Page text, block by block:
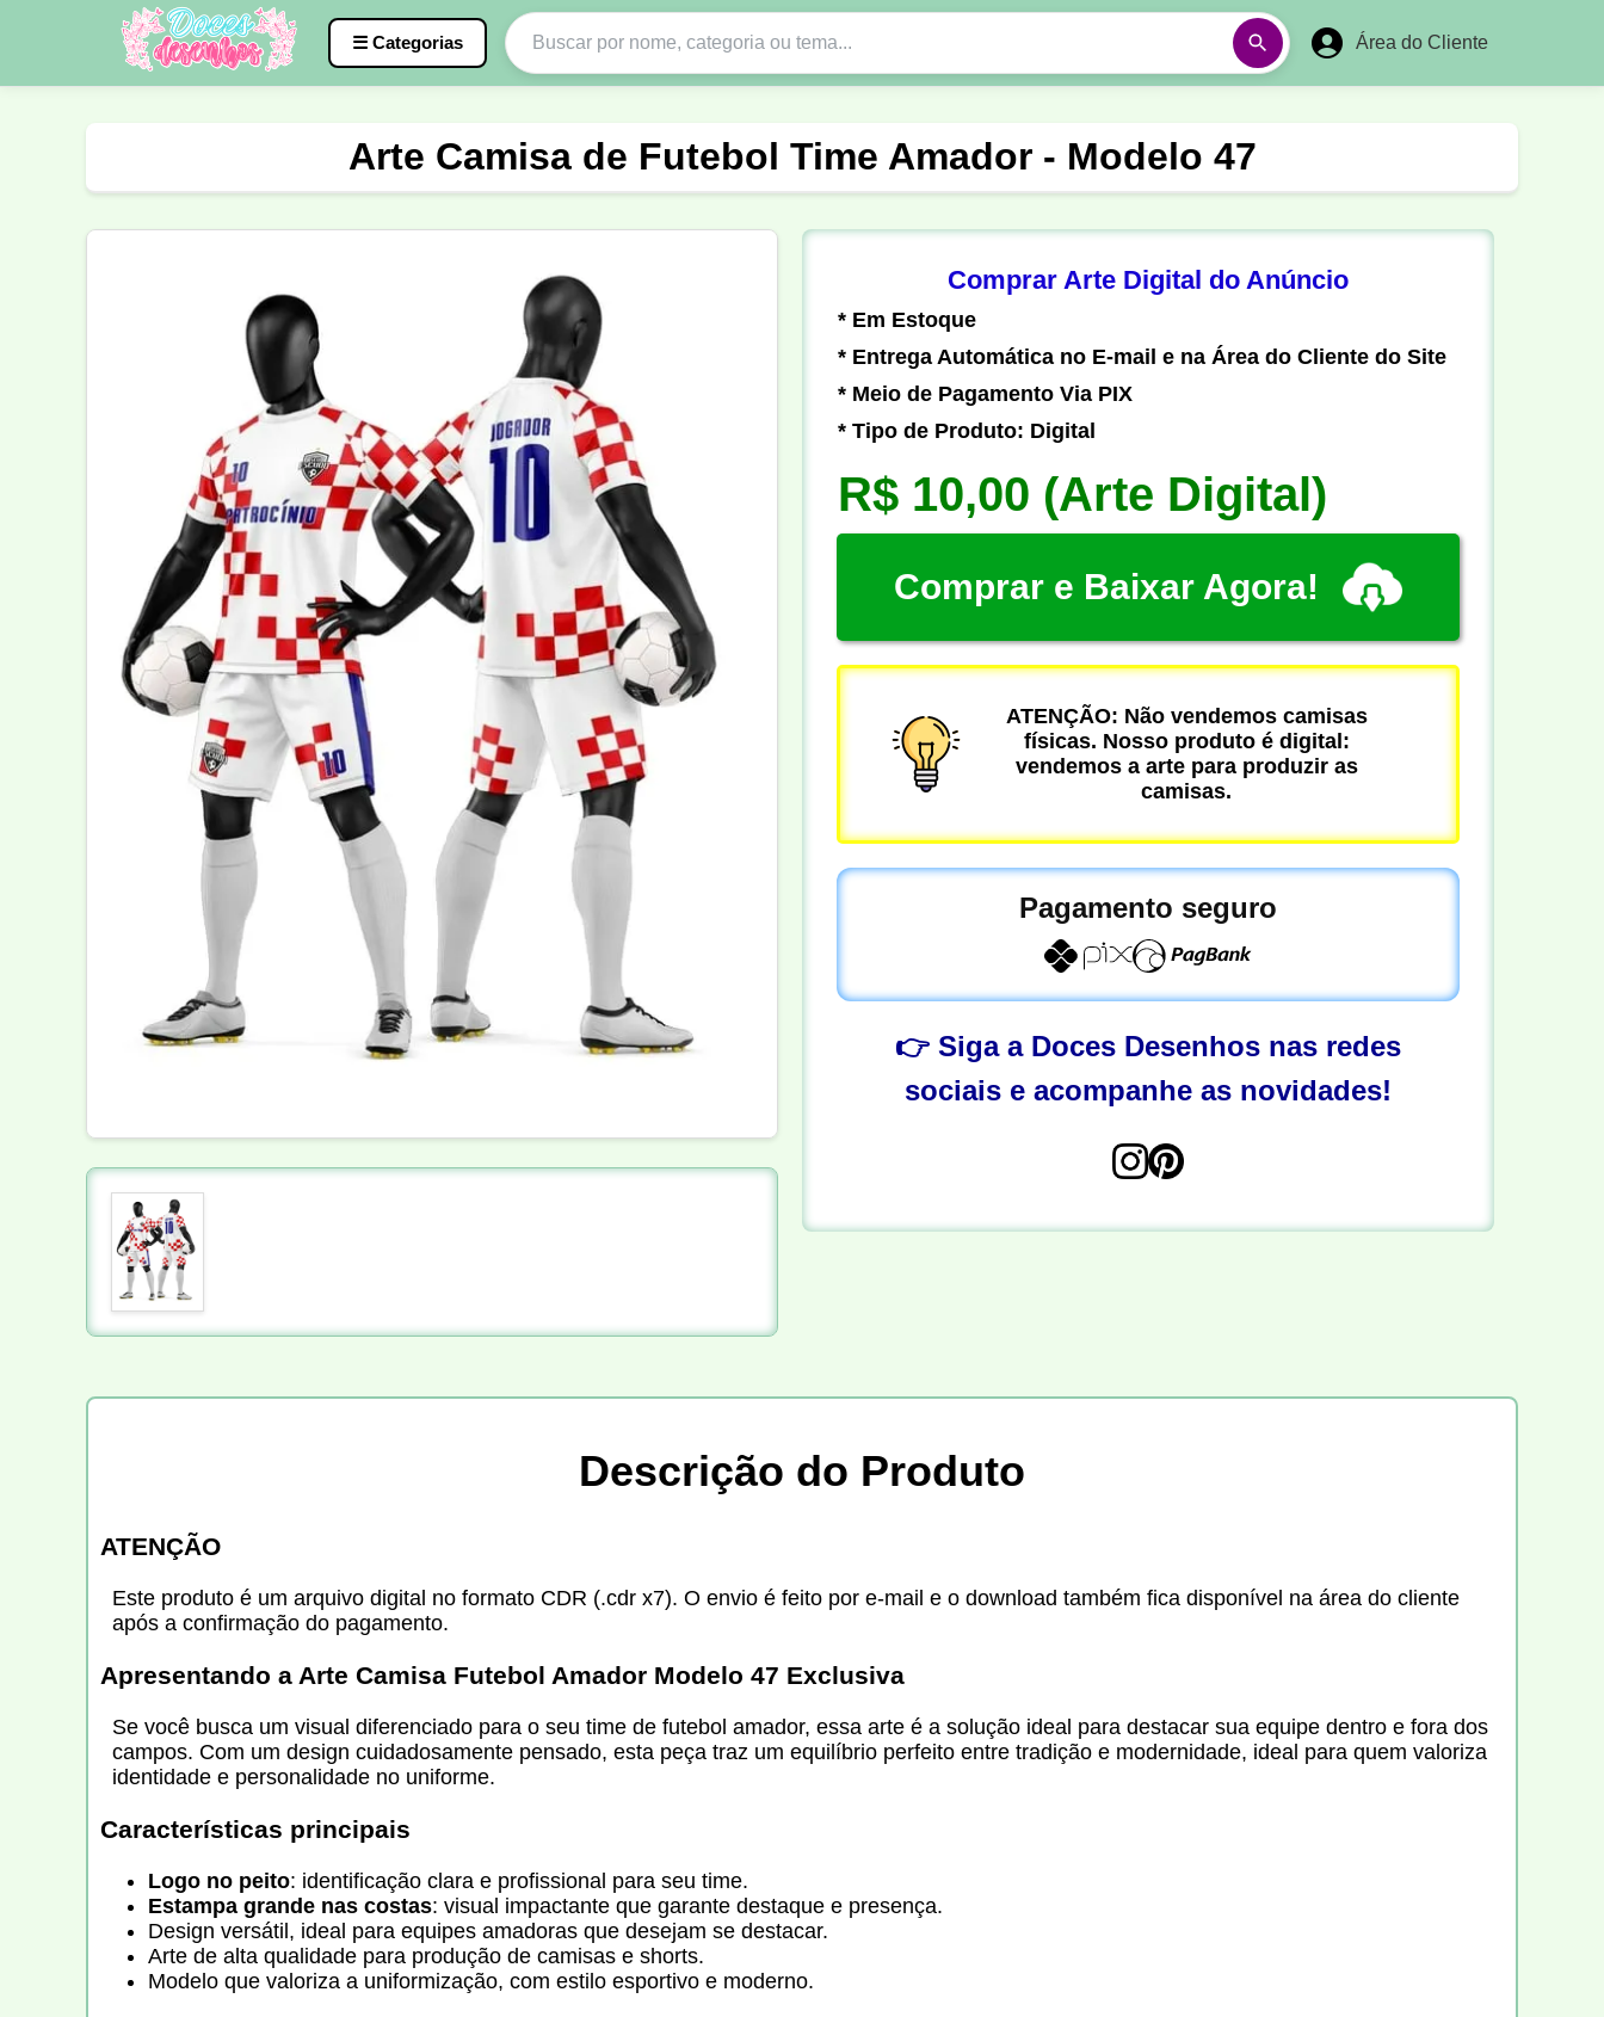
☰ Categorias Área do Cliente
Vôlei Futebol Amador Pesca
Ciclismo Nail Designer Pedagogia Biologia Geografia História Matemática
Língua Portuguesa
Arte Camisa de Futebol Time Amador - Modelo 47
Comprar Arte Digital do Anúncio
* Em Estoque
* Entrega Automática no E-mail e na Área do Cliente do Site
* Meio de Pagamento Via PIX
* Tipo de Produto: Digital
R$ 10,00 (Arte Digital)
Comprar e Baixar Agora!
ATENÇÃO: Não vendemos camisas
físicas. Nosso produto é digital:
vendemos a arte para produzir as
camisas.
Pagamento seguro
👉 Siga a Doces Desenhos nas redes
sociais e acompanhe as novidades!
Descrição do Produto
ATENÇÃO
Este produto é um arquivo digital no formato CDR (.cdr x7). O envio é feito por e-mail e o download também fica disponível na área do cliente
após a confirmação do pagamento.
Apresentando a Arte Camisa Futebol Amador Modelo 47 Exclusiva
Se você busca um visual diferenciado para o seu time de futebol amador, essa arte é a solução ideal para destacar sua equipe dentro e fora dos
campos. Com um design cuidadosamente pensado, esta peça traz um equilíbrio perfeito entre tradição e modernidade, ideal para quem valoriza
identidade e personalidade no uniforme.
Características principais
Logo no peito: identificação clara e profissional para seu time.
Estampa grande nas costas: visual impactante que garante destaque e presença.
Design versátil, ideal para equipes amadoras que desejam se destacar.
Arte de alta qualidade para produção de camisas e shorts.
Modelo que valoriza a uniformização, com estilo esportivo e moderno.